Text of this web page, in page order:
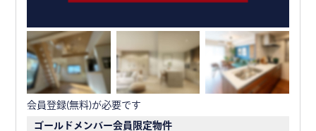
会員登録(無料)が必要です
ゴールドメンバー会員限定物件